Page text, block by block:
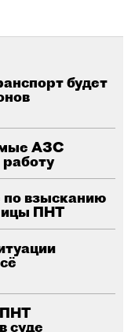
будет
АЗС
взысканию
ПНТ
ПНТ
суде